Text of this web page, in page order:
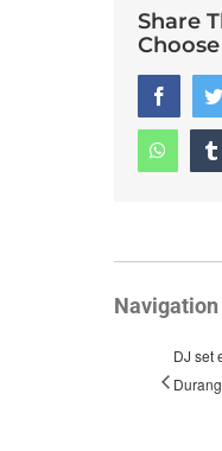
Share
DJ set